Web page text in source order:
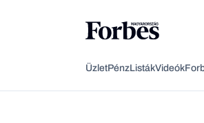
ÜzletPénzListákVideók